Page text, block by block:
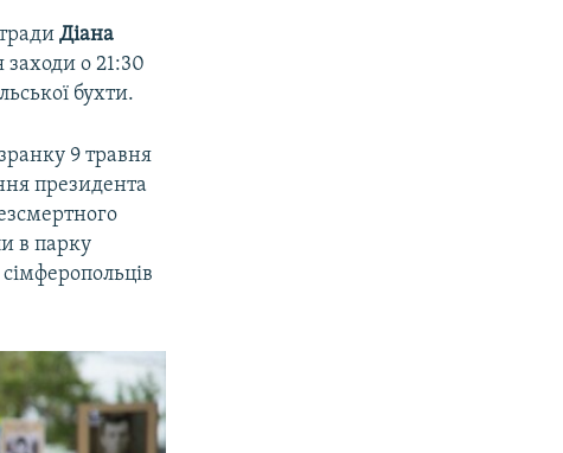
Діана
заходи о 21:30
бухти.
9 травня
президента
в парку